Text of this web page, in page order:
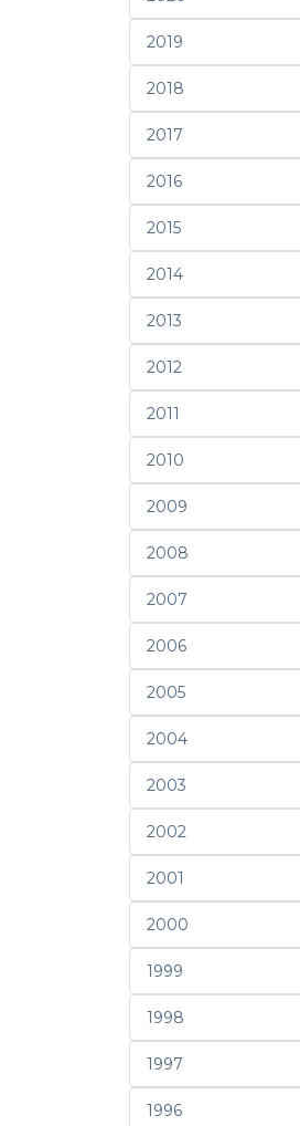
2019
2018
2017
2016
2015
2014
2013
2012
2011
2010
2009
2008
2007
2006
2005
2004
2003
2002
2001
2000
1999
1998
1997
1996